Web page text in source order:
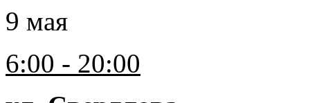
9 мая
6:00 - 20:00